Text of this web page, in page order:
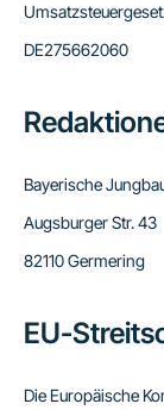
DE275662060
Bayerische
Augsburger Str. 43
82110 Germering
EU-
Die Europäische